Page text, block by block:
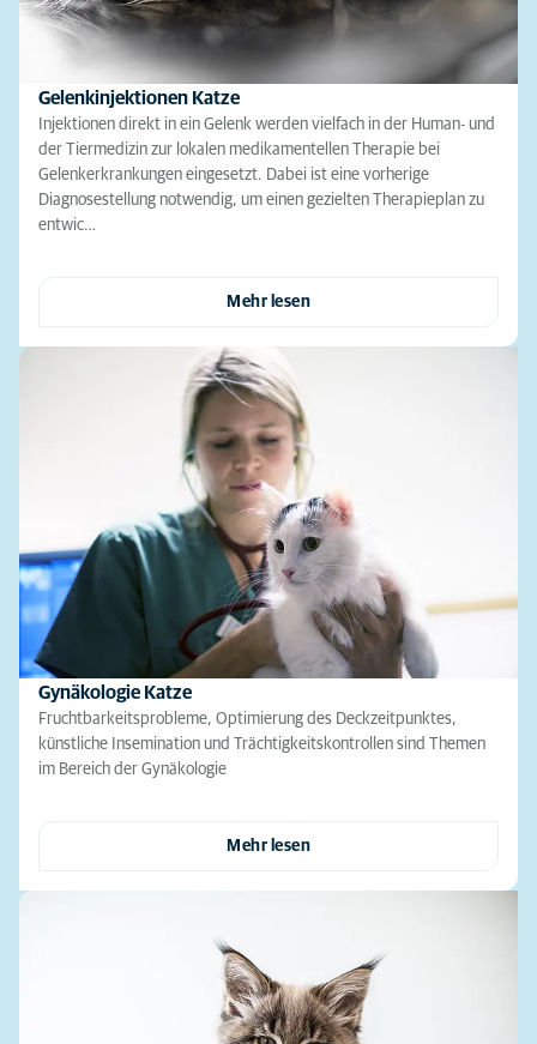
Gelenkinjektionen Katze
Injektionen direkt in ein Gelenk werden vielfach in der Human- und
der Tiermedizin zur lokalen medikamentellen Therapie bei
Gelenkerkrankungen eingesetzt. Dabei ist eine vorherige
Diagnosestellung notwendig, um einen gezielten Therapieplan zu
entwic…
Mehr lesen
Gynäkologie Katze
Fruchtbarkeitsprobleme, Optimierung des Deckzeitpunktes,
künstliche Insemination und Trächtigkeitskontrollen sind Themen
im Bereich der Gynäkologie
Mehr lesen